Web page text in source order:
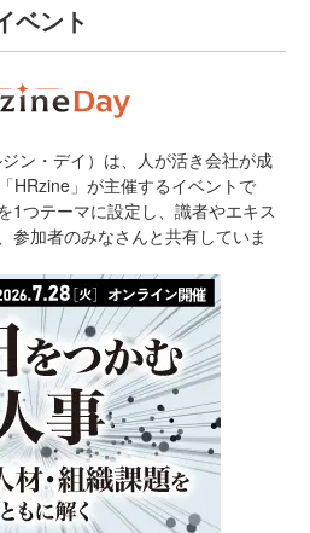
ベント
ン・デイ）は、人が活き会社が成
HRzine」が主催するイベントで
1つテーマに設定し、識者やエキス
参加者のみなさんと共有していま